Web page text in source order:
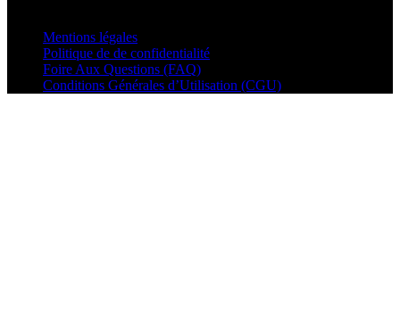
Mentions légales
Politique de de confidentialité
Foire Aux Questions (FAQ)
Conditions Générales d’Utilisation (CGU)